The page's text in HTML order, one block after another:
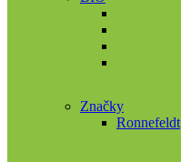
Značky
Ronnefeldt